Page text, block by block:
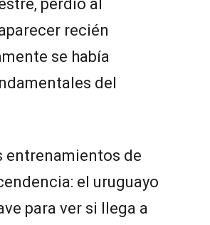
perdió al
recién
se había
del
entrenamientos de
el uruguayo
para ver si llega a